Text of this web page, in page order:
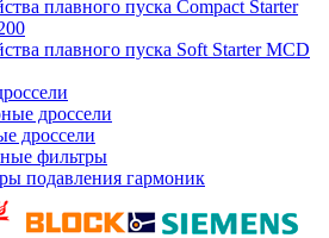
плавного пуска Compact Starter
плавного пуска Soft Starter MCD
дроссели
дроссели
фильтры
подавления гармоник